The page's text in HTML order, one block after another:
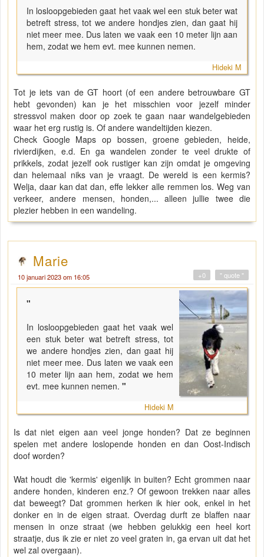
In losloopgebieden gaat het vaak wel een stuk beter wat
betreft stress, tot we andere hondjes zien, dan gaat hij
niet meer mee. Dus laten we vaak een 10 meter lijn aan
hem, zodat we hem evt. mee kunnen nemen.
Hideki M
Tot je iets van de GT hoort (of een andere betrouwbare GT
hebt gevonden) kan je het misschien voor jezelf minder
stressvol maken door op zoek te gaan naar wandelgebieden
waar het erg rustig is. Of andere wandeltijden kiezen.
Check Google Maps op bossen, groene gebieden, heide,
rivierdijken, e.d. En ga wandelen zonder te veel drukte of
prikkels, zodat jezelf ook rustiger kan zijn omdat je omgeving
dan helemaal niks van je vraagt. De wereld is een kermis?
Welja, daar kan dat dan, effe lekker alle remmen los. Weg van
verkeer, andere mensen, honden,... alleen jullie twee die
plezier hebben in een wandeling.
Marie
10 januari 2023 om 16:05 " quote "
+0
"
In losloopgebieden gaat het vaak wel
een stuk beter wat betreft stress, tot
we andere hondjes zien, dan gaat hij
niet meer mee. Dus laten we vaak een
10 meter lijn aan hem, zodat we hem
evt. mee kunnen nemen. "
Hideki M
Is dat niet eigen aan veel jonge honden? Dat ze beginnen
spelen met andere loslopende honden en dan Oost-Indisch
doof worden?
Wat houdt die 'kermis' eigenlijk in buiten? Echt grommen naar
andere honden, kinderen enz.? Of gewoon trekken naar alles
dat beweegt? Dat grommen herken ik hier ook, enkel in het
donker en in de eigen straat. Overdag durft ze blaffen naar
mensen in onze straat (we hebben gelukkig een heel kort
straatje, dus ik zie er niet zo veel graten in, ga ervan uit dat het
wel zal overgaan).